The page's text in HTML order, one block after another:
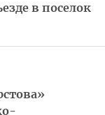
в поселок